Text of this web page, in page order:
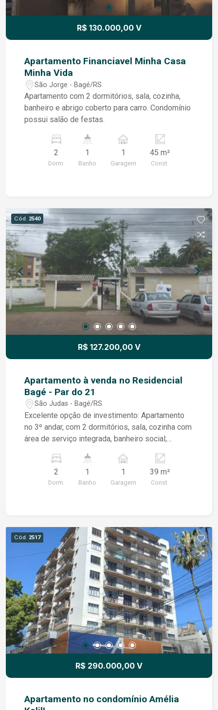
R$ 130.000,00 V
Apartamento Financiavel Minha Casa
Minha Vida
São Jorge - Bagé/RS
Apartamento com 2 dormitórios, sala, cozinha,
banheiro e abrigo coberto para carro. Condomínio
possui salão de festas.
2
Dorm.
1
Banho
1
Garagem
45 m²
Const.
Cód. 2540
R$ 127.200,00 V
Apartamento à venda no Residencial
Bagé - Par do 21
São Judas - Bagé/RS
Excelente opção de investimento: Apartamento
no 3º andar, com 2 dormitórios, sala, cozinha com
área de serviço integrada, banheiro social;
playground, salão de festas, estacionamento
rotativo, portaria virtual 24 h. Agende a sua visita!
2
Dorm.
1
Banho
1
Garagem
39 m²
Const.
Cód. 2517
R$ 290.000,00 V
Apartamento no condomínio Amélia